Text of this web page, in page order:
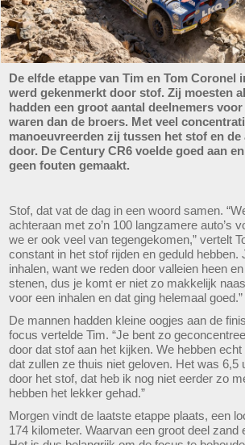
De elfde etappe van Tim en Tom Coronel
werd gekenmerkt door stof. Zij moesten
hadden een groot aantal deelnemers
waren dan de broers. Met veel
manoeuvreerden zij tussen het stof en de
door. De Century CR6 voelde goed aan
geen fouten gemaakt.
Stof, dat vat de dag in een woord samen.
achteraan met zo’n 100 langzamere auto’s
we er ook veel van tegengekomen,” vertelt
constant in het stof rijden en geduld hebben.
inhalen, want we reden door valleien heen
stenen, dus je komt er niet zo makkelijk
voor een inhalen en dat ging helemaal goed.”
De mannen hadden kleine oogjes aan de
focus vertelde Tim. “Je bent zo
door dat stof aan het kijken. We hebben echt
dat zullen ze thuis niet geloven. Het was 6,5
door het stof, dat heb ik nog niet eerder zo
hebben het lekker gehad.”
Morgen vindt de laatste etappe plaats, een
174 kilometer. Waarvan een groot deel zand